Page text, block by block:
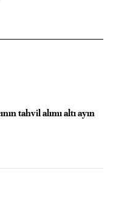
tahvil alımı altı ayın